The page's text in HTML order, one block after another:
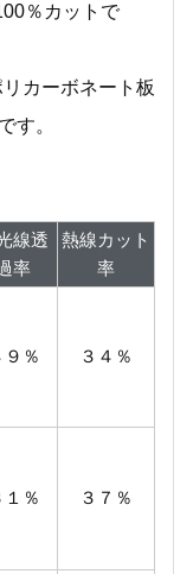
％カットで
カーボネート板
す。
線透
率
熱線カット
率
９％ ３４％
１％ ３７％